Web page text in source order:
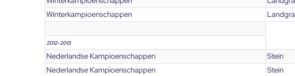
Winterkampioenschappen
2012-2013
Nederlandse Kampioenschappen Stein
Nederlandse Kampioenschappen
Stein